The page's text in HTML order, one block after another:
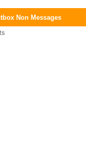
Non Messages